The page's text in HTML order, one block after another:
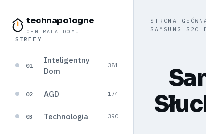
technapologne
CENTRALA DOMU
STREFY
01
Inteligentny
Dom
381
02 AGD 174
03 Technologia 390
STRONA
SAMSUNG S20